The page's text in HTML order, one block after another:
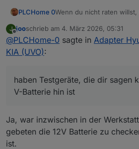
PLCHome 0Wenn du nicht raten
die dir sagen können, ob
Manche geben dir auch
J
Offline
jooschrieb am 4. März 2026, 05:31
zuletzt editiert von
@PLCHome-0 sagte in Adapter
KIA (UVO):
haben Testgeräte, die dir sagen
V-Batterie hin ist
Ja, war inzwischen in der
gebeten die 12V Batterie zu
ist.